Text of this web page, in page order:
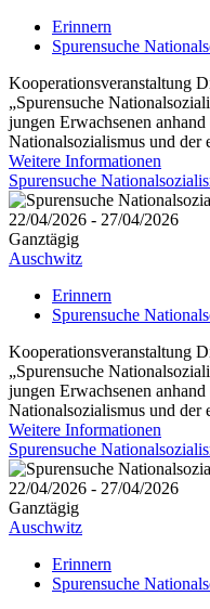
Erinnern
Spurensuche
Kooperationsveranstaltung
„Spurensuche
jungen Erwachsenen
Nationalsozialismus und der
Weitere Informationen
Spurensuche
22/04/2026 - 27/04/2026
Ganztägig
Auschwitz
Erinnern
Spurensuche
Kooperationsveranstaltung
„Spurensuche
jungen Erwachsenen
Nationalsozialismus und der
Weitere Informationen
Spurensuche
22/04/2026 - 27/04/2026
Ganztägig
Auschwitz
Erinnern
Spurensuche